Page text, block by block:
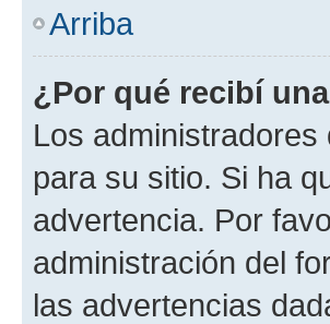
Arriba
¿Por qué recibí
Los
para su sitio. Si ha
advertencia. Por
administración del
las advertencias